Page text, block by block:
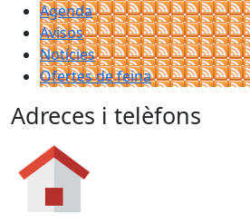
Agenda
Avisos
Notícies
Ofertes de feina
Adreces i telèfons